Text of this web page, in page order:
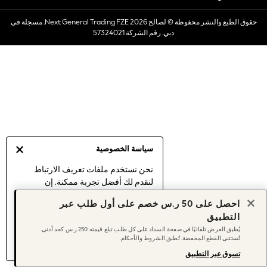
سياسة الخصوصية
نحن نستخدم ملفات تعريف الارتباط
لنقدم لك أفضل تجربة ممكنة. إن
موافقتك على استخدامنا لملفات تعريف
اكتشف المزيد عن إدارة إعدادات ملفات
تعريف الارتباط (الكوكيز).
Dresses
Occasionwear
Sets & Outfits
Sun Hats & Caps
Women's Holiday Shop
Women's Travel Styles
Dresses
Occasionwear
Linen Collection
Tops & T-Shirts
حقوق الطبع والنشر محفوظة © لصالح 2026 Next General Trading FZE. مسجلة في
دبي. رقم الشركة 57324021
احصل على 50 ر.س خصم على أول طلب عبر
التطبيق
يُطبق العرض تلقائيًا في صفحة السداد على كل طلب تبلغ قيمته 250 ر.س كحد أدنى.
تُستثنى القطع المخفضة. تُطبق الشروط والأحكام.
تسوق عبر التطبيق